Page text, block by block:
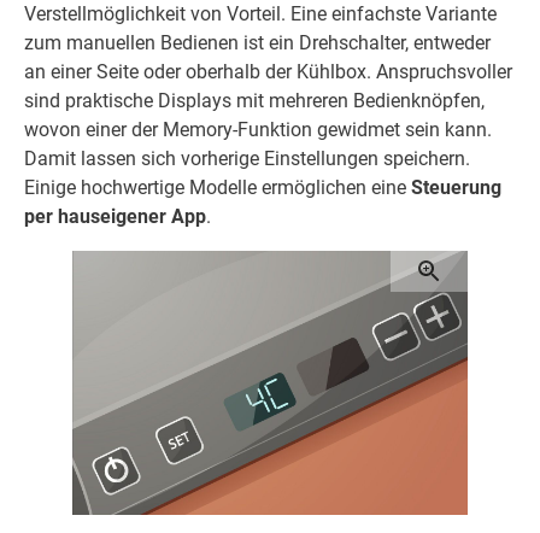
Verstellmöglichkeit von Vorteil. Eine einfachste Variante
zum manuellen Bedienen ist ein Drehschalter, entweder
an einer Seite oder oberhalb der Kühlbox. Anspruchsvoller
sind praktische Displays mit mehreren Bedienknöpfen,
wovon einer der Memory-Funktion gewidmet sein kann.
Damit lassen sich vorherige Einstellungen speichern.
Einige hochwertige Modelle ermöglichen eine Steuerung
per hauseigener App.